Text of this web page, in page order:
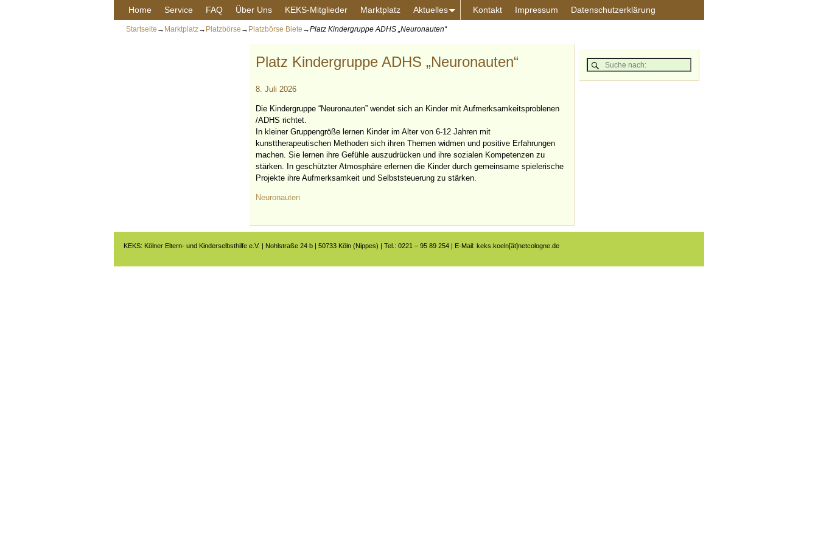
Home Service FAQ Über Uns KEKS-Mitglieder Marktplatz Aktuelles Kontakt Impressum Datenschutzerklärung
Startseite → Marktplatz→ Platzbörse → Platzbörse Biete →Platz Kindergruppe ADHS „Neuronauten“
Platz Kindergruppe ADHS „Neuronauten“
8. Juli 2026
Die Kindergruppe “Neuronauten” wendet sich an Kinder mit Aufmerksamkeitsproblenen
/ADHS richtet.
In kleiner Gruppengröße lernen Kinder im Alter von 6-12 Jahren mit
kunsttherapeutischen Methoden sich ihren Themen widmen und positive Erfahrungen
machen. Sie lernen ihre Gefühle auszudrücken und ihre sozialen Kompetenzen zu
stärken. In geschützter Atmosphäre erlernen die Kinder durch gemeinsame spielerische
Projekte ihre Aufmerksamkeit und Selbststeuerung zu stärken.
Neuronauten
KEKS: Kölner Eltern- und Kinderselbsthilfe e.V. | Nohlstraße 24 b | 50733 Köln (Nippes) | Tel.: 0221 – 95 89 254 | E-Mail: keks.koeln[ät]netcologne.de